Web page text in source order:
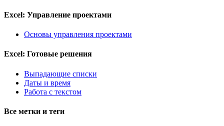
Excel: Управление проектами
Основы управления проектами
Excel: Готовые решения
Выпадающие списки
Даты и время
Работа с текстом
Все метки и теги